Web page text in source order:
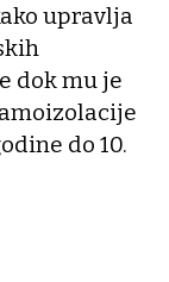
upravlja
dok mu je
do 10.